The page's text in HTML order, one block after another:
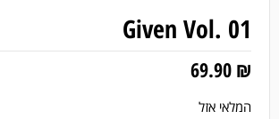
Given Vol. 01
69.90 ₪
המלאי אזל